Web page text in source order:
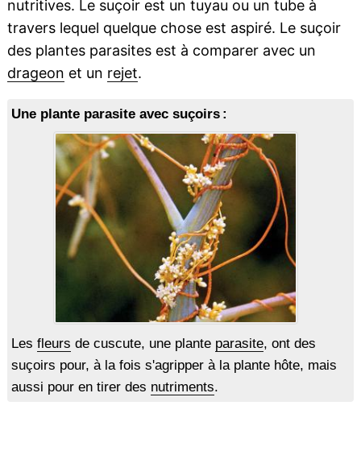
nutritives. Le suçoir est un tuyau ou un tube à
travers lequel quelque chose est aspiré. Le suçoir
des plantes parasites est à comparer avec un
drageon et un rejet.
Une plante parasite avec suçoirs :
Les fleurs de cuscute, une plante parasite, ont des
suçoirs pour, à la fois s'agripper à la plante hôte, mais
aussi pour en tirer des nutriments.